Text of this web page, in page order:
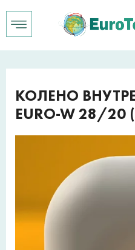
КОЛЕНО
EURO-W 28/20